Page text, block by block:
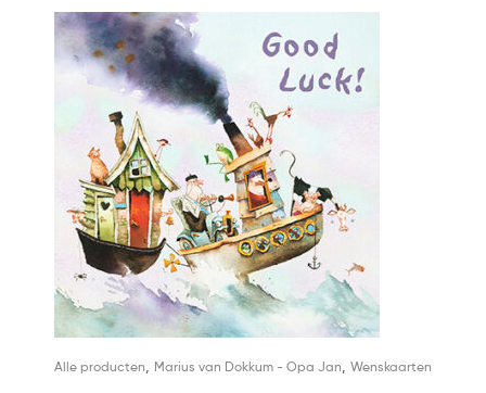
Alle producten Marius van Dokkum - Opa Jan Wenskaarten